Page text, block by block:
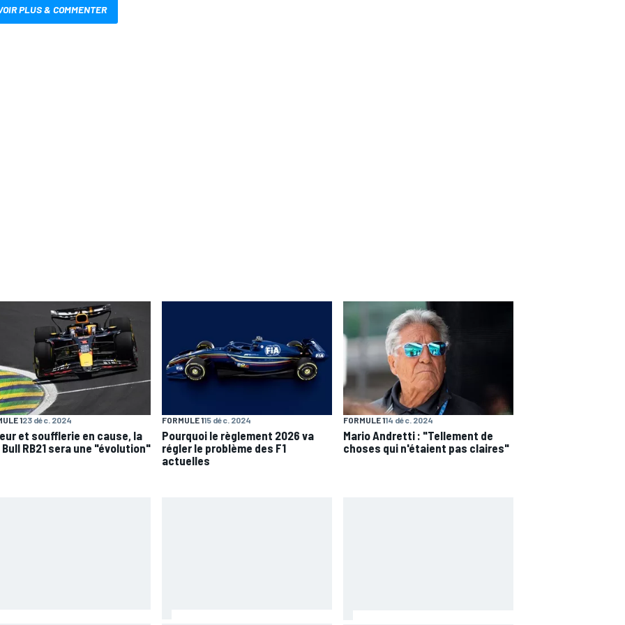
PLUS & COMMENTER
123 déc. 2024
et soufflerie en cause, la
Bull RB21 sera une "évolution"
FORMULE 115 déc. 2024
Pourquoi le règlement 2026 va
régler le problème des F1
actuelles
FORMULE 114 déc. 2024
Mario Andretti : "Tellement de
choses qui n'étaient pas claires"